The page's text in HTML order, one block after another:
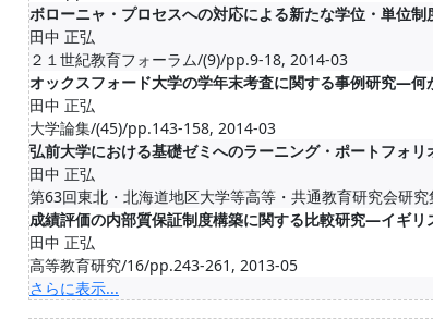
ボローニャ・プロセスへの対応による新たな学位・単位
田中 正弘
２１世紀教育フォーラム/(9)/pp.9-18, 2014-03
オックスフォード大学の学年末考査に関する事例研究―
田中 正弘
大学論集/(45)/pp.143-158, 2014-03
弘前大学における基礎ゼミへのラーニング・ポートフォリ
田中 正弘
第63回東北・北海道地区大学等高等・共通教育研究会研
成績評価の内部質保証制度構築に関する比較研究―イギ
田中 正弘
高等教育研究/16/pp.243-261, 2013-05
さらに表示...